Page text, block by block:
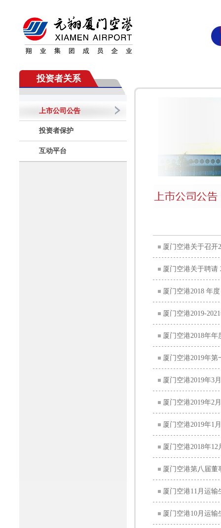
投资者关系
上市公司公告
投资者保护
互动平台
厦门空港关于召开
厦门空港关于聘请
厦门空港2018 年
厦门空港2019-
厦门空港2018年年
厦门空港2019年第
厦门空港2019年3
厦门空港2019年2
厦门空港2019年1
厦门空港2018年
厦门空港第八届董
厦门空港11月运输
厦门空港10月运输